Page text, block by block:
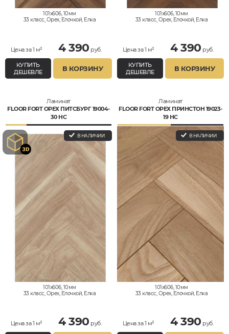
101x606, 10мм
33 класс, Орех, Елочкой, Елка
Цена за 1 м² 4 390 руб.
КУПИТЬ
ДЕШЕВЛЕ
В КОРЗИНУ
101x606, 10мм
33 класс, Орех, Елочкой, Елка
Цена за 1 м² 4 390 руб.
КУПИТЬ
ДЕШЕВЛЕ
В КОРЗИНУ
Ламинат
FLOOR FORT ОРЕХ ПИТСБУРГ 19004-
30 НС
В НАЛИЧИИ
101x606, 10мм
33 класс, Орех, Елочкой, Елка
Цена за 1 м² 4 390 руб.
Ламинат
FLOOR FORT ОРЕХ ПРИНСТОН 19023-
19 НС
В НАЛИЧИИ
101x606, 10мм
33 класс, Орех, Елочкой, Елка
Цена за 1 м² 4 390 руб.